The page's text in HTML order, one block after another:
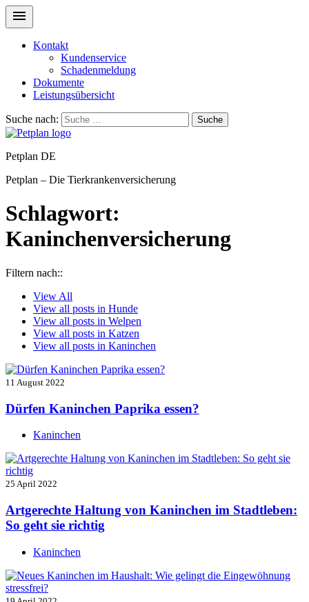
Kontakt
Kundenservice
Schadenmeldung
Dokumente
Leistungsübersicht
Suche nach: Suche
Petplan DE
Petplan – Die Tierkrankenversicherung
Schlagwort:
Kaninchenversicherung
Filtern nach::
View All
View all posts in Hunde
View all posts in Welpen
View all posts in Katzen
View all posts in Kaninchen
11 August 2022
Dürfen Kaninchen Paprika essen?
Kaninchen
25 April 2022
Artgerechte Haltung von Kaninchen im Stadtleben:
So geht sie richtig
Kaninchen